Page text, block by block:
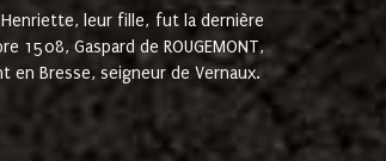
Henriette, leur fille, fut la dernière
1508, Gaspard de ROUGEMONT,
en Bresse, seigneur de Vernaux.